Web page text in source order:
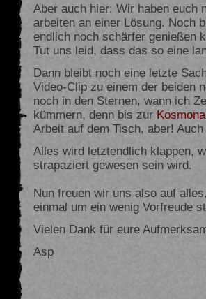
Aber auch hier: Wir haben euch
arbeiten an einer Lösung. Noch
endlich noch schärfer genießen
Tut uns leid, dass das so eine
Dann bleibt noch eine letzte
Video-Clip zu einem der beiden
noch in den Sternen, wann ich
kümmern, denn bis zur
Arbeit auf dem Tisch, aber!
Alles wird letztendlich klappen,
strapaziert gewesen sein wird.
Nun freuen wir uns also auf
einmal um ein wenig Vorfreude
Vielen Dank für eure
Asp